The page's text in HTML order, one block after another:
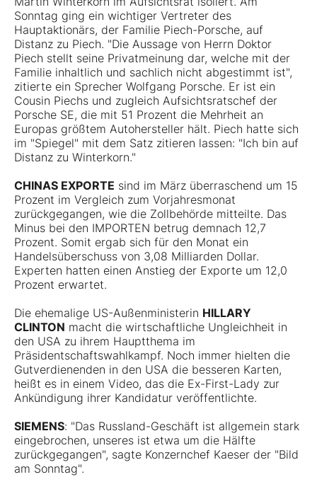
Sonntag ging ein wichtiger Vertreter des
Hauptaktionärs, der Familie Piech-Porsche, auf
Distanz zu Piech. "Die Aussage von Herrn Doktor
Piech stellt seine Privatmeinung dar, welche mit der
Familie inhaltlich und sachlich nicht abgestimmt ist",
zitierte ein Sprecher Wolfgang Porsche. Er ist ein
Cousin Piechs und zugleich Aufsichtsratschef der
Porsche SE, die mit 51 Prozent die Mehrheit an
Europas größtem Autohersteller hält. Piech hatte sich
im "Spiegel" mit dem Satz zitieren lassen: "Ich bin auf
Distanz zu Winterkorn."
CHINAS EXPORTE sind im März überraschend um 15
Prozent im Vergleich zum Vorjahresmonat
zurückgegangen, wie die Zollbehörde mitteilte. Das
Minus bei den IMPORTEN betrug demnach 12,7
Prozent. Somit ergab sich für den Monat ein
Handelsüberschuss von 3,08 Milliarden Dollar.
Experten hatten einen Anstieg der Exporte um 12,0
Prozent erwartet.
Die ehemalige US-Außenministerin HILLARY
CLINTON macht die wirtschaftliche Ungleichheit in
den USA zu ihrem Hauptthema im
Präsidentschaftswahlkampf. Noch immer hielten die
Gutverdienenden in den USA die besseren Karten,
heißt es in einem Video, das die Ex-First-Lady zur
Ankündigung ihrer Kandidatur veröffentlichte.
SIEMENS: "Das Russland-Geschäft ist allgemein stark
eingebrochen, unseres ist etwa um die Hälfte
zurückgegangen", sagte Konzernchef Kaeser der "Bild
am Sonntag".